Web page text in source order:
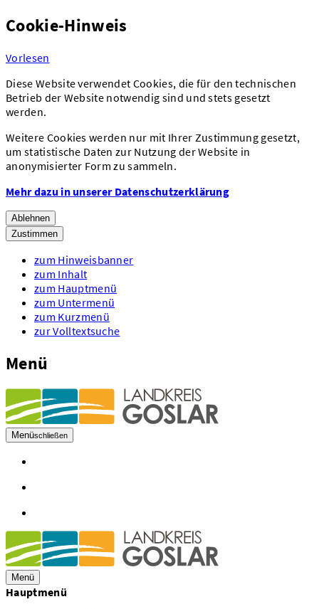
Cookie-Hinweis
Vorlesen
Diese Website verwendet Cookies, die für den technischen
Betrieb der Website notwendig sind und stets gesetzt
werden.
Weitere Cookies werden nur mit Ihrer Zustimmung gesetzt,
um statistische Daten zur Nutzung der Website in
anonymisierter Form zu sammeln.
Mehr dazu in unserer Datenschutzerklärung
Ablehnen
Zustimmen
zum Hinweisbanner
zum Inhalt
zum Hauptmenü
zum Untermenü
zum Kurzmenü
zur Volltextsuche
Menü
Menüschließen
Menü
Hauptmenü